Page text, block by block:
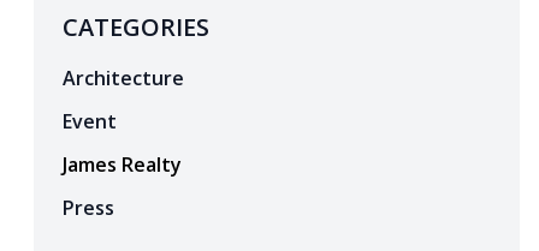
CATEGORIES
Architecture
Event
James Realty
Press